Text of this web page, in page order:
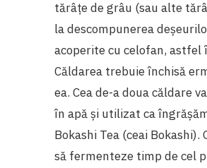
tărâțe de grâu (sau alte
la descompunerea
acoperite cu celofan, astfel
Căldarea trebuie închisă
ea. Cea de-a doua căldare
în apă și utilizat ca
Bokashi Tea (ceai
să fermenteze timp de cel